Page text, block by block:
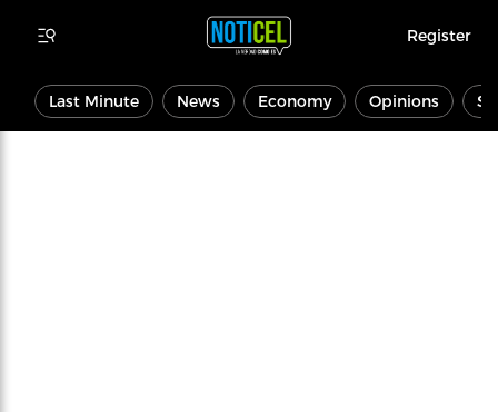
Register
Last Minute News Economy Opinions